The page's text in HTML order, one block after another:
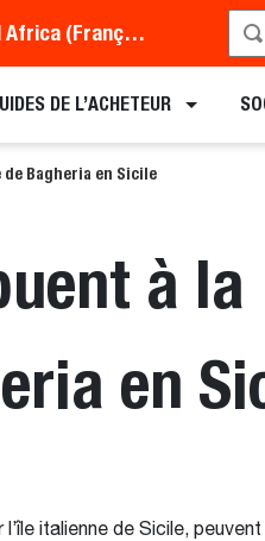
Middle East and Africa (Français)
DE L’ACHETEUR
Bagheria en Sicile
à la
en
italienne de Sicile,